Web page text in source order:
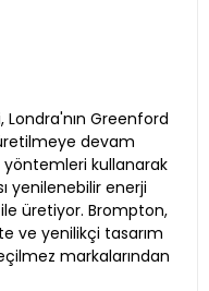
Greenford
devam
kullanarak
yenilenebilir enerji
üretiyor. Brompton,
ve yenilikçi tasarım
markalarından